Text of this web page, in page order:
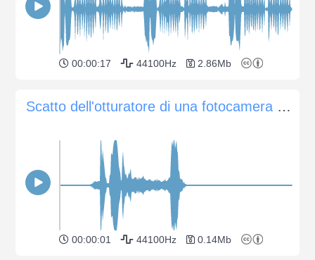
00:00:17 44100Hz 2.86Mb
Scatto dell'otturatore di una fotocamera digitale JVC GR-D72U
00:00:01 44100Hz 0.14Mb